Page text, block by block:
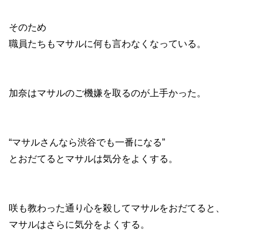
そのため
職員たちもマサルに何も言わなくなっている。
加奈はマサルのご機嫌を取るのが上手かった。
“マサルさんなら渋谷でも一番になる”
とおだてるとマサルは気分をよくする。
咲も教わった通り心を殺してマサルをおだてると、
マサルはさらに気分をよくする。